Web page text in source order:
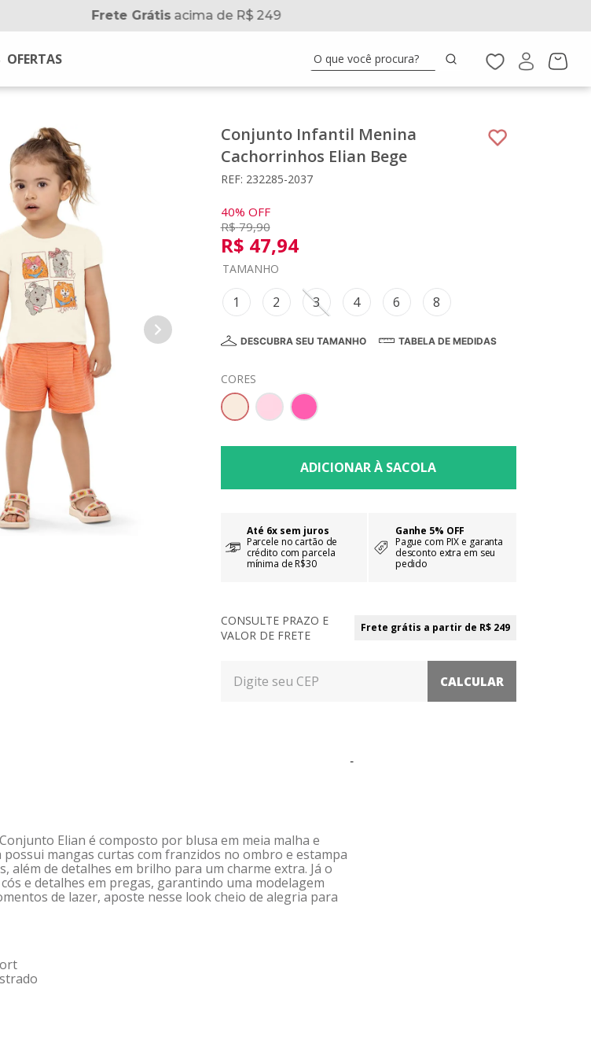
Frete Grátisacima de R$ 249
OFERTAS O que você procura?
Conjunto Infantil Menina
Cachorrinhos Elian Bege
REF: 232285-2037
40% OFF
R$ 79,90
R$ 47,94
TAMANHO
1 2 3 4 6 8
DESCUBRA SEU TAMANHO TABELA DE MEDIDAS
CORES
Até 6x sem juros
Parcele no cartão de
crédito com parcela
mínima de R$30
Ganhe 5% OFF
Pague com PIX e garanta
desconto extra em seu
pedido
Frete grátis a partir de R$ 249
CONSULTE PRAZO E
VALOR DE FRETE
-
Elian é composto por blusa em meia malha e
mangas curtas com franzidos no ombro e estampa
de detalhes em brilho para um charme extra. Já o
e detalhes em pregas, garantindo uma modelagem
de lazer, aposte nesse look cheio de alegria para